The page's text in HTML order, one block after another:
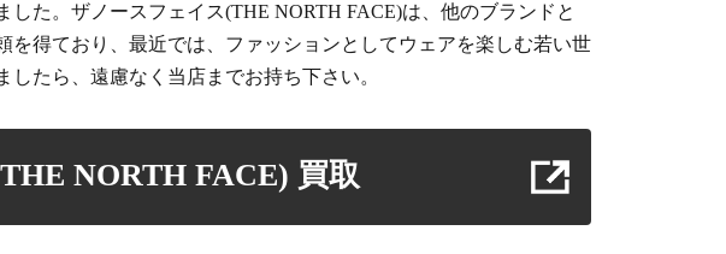
た。 ザノースフェイス(THE NORTH FACE)は、他のブランドと
得ており、最近では、ファッションとしてウェアを楽しむ若い世
たら、遠慮なく当店までお持ち下さい。
NORTH FACE) 買取